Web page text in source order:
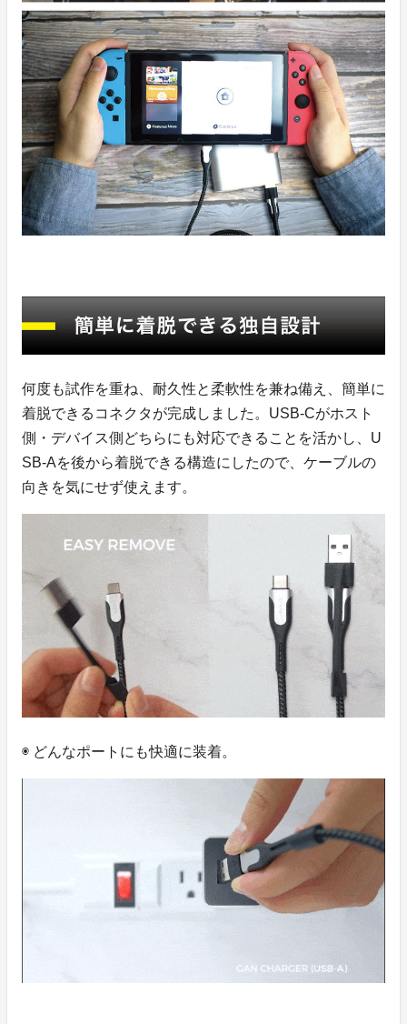
何度も試作を重ね、耐久性と柔軟性を兼ね備え、簡単に
着脱できるコネクタが完成しました。USB-Cがホスト
側・デバイス側どちらにも対応できることを活かし、U
SB-Aを後から着脱できる構造にしたので、ケーブルの
向きを気にせず使えます。
◉ どんなポートにも快適に装着。